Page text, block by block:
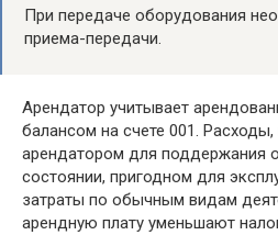
При передаче оборудования
приема-передачи.
Арендатор учитывает
балансом на счете 001.
арендатором для поддержания
состоянии, пригодном для
затраты по обычным видам
арендную плату уменьшают